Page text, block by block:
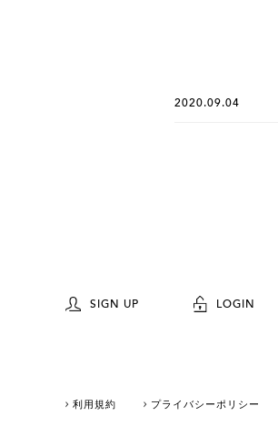
2020.09.04
SIGN UP LOGIN
利用規約 プライバシーポリシー